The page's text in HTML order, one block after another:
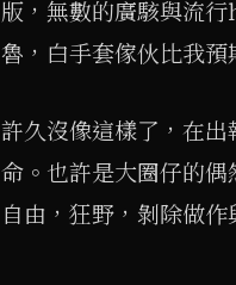
版，無數的廣駭與流
魯，白手套傢伙比我
許久沒像這樣了，在
命。也許是大圈仔的
自由，狂野，剝除做